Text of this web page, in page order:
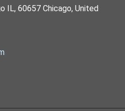
IL, 60657 Chicago, United